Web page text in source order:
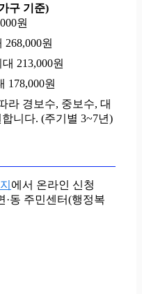
구 기준)
원
268,000원
대 213,000원
178,000원
라 경보수, 중보수, 대
니다. (주기별 3~7년)
에서 온라인 신청
·동 주민센터(행정복